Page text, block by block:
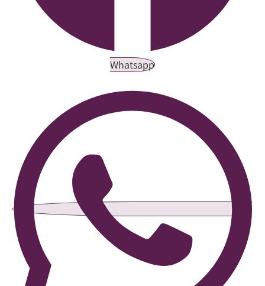
Whatsapp